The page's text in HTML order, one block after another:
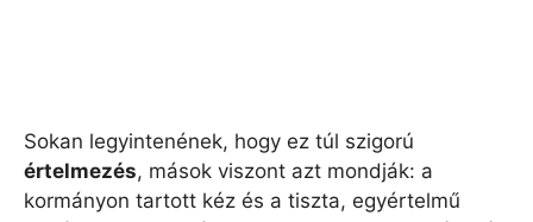
Sokan legyintenének, hogy ez túl szigorú
értelmezés, mások viszont azt mondják: a
kormányon tartott kéz és a tiszta, egyértelmű